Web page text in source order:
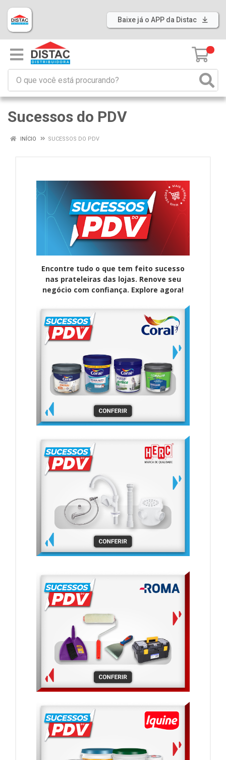
Baixe já o APP da Distac
Sucessos do PDV
INÍCIO SUCESSOS DO PDV
Encontre tudo o que tem feito sucesso
nas prateleiras das lojas. Renove seu
negócio com confiança. Explore agora!